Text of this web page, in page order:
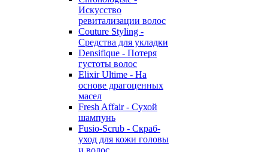
Искусство
ревитализации волос
Couture Styling -
Средства для укладки
Densifique - Потеря
густоты волос
Elixir Ultime - На
основе драгоценных
масел
Fresh Affair - Сухой
шампунь
Fusio-Scrub - Скраб-
уход для кожи головы
и волос